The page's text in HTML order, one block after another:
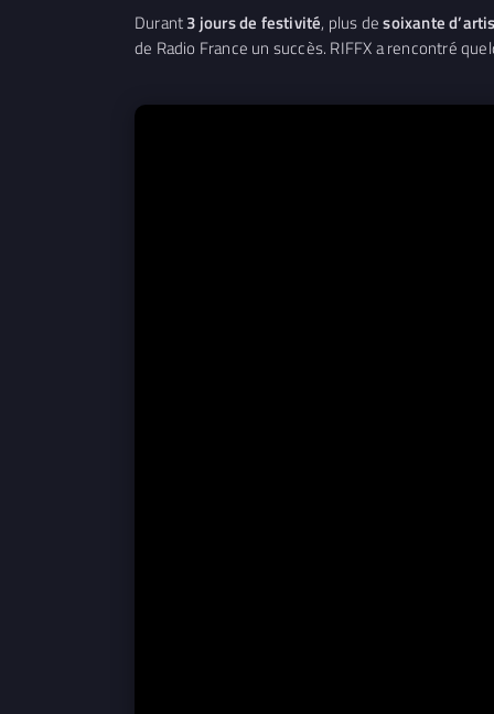
Durant3 jours de festivité, plus desoixante
de Radio France un succès. RIFFX a rencontré